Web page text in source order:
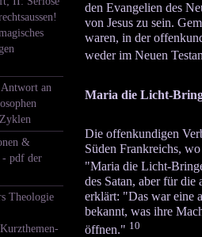
Antwort an
&
- pdf der
Theologie
den Evangelien des
von Jesus zu sein.
waren, in der
weder im Neuen
Maria die Licht-
Die offenkundigen
Süden Frankreichs,
"Maria die Licht-
des Satan, aber für die
erklärt: "Das war eine
bekannt, was ihre
öffnen." 10